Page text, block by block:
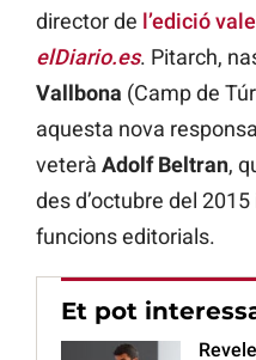
director de l’edició
elDiario.es. Pitarch,
Vallbona (Camp de
aquesta nova
veterà Adolf Beltran,
des d’octubre del
funcions editorials.
Et pot